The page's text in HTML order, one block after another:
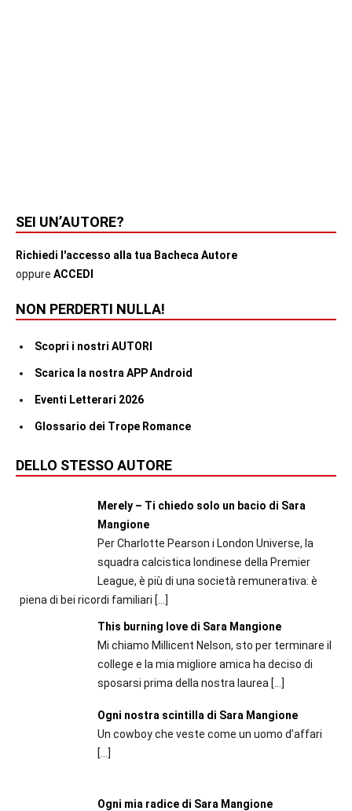
SEI UN’AUTORE?
Richiedi l'accesso alla tua Bacheca Autore
oppure ACCEDI
NON PERDERTI NULLA!
Scopri i nostri AUTORI
Scarica la nostra APP Android
Eventi Letterari 2026
Glossario dei Trope Romance
DELLO STESSO AUTORE
Merely – Ti chiedo solo un bacio di Sara
Mangione
Per Charlotte Pearson i London Universe, la
squadra calcistica londinese della Premier
League, è più di una società remunerativa: è
piena di bei ricordi familiari […]
This burning love di Sara Mangione
Mi chiamo Millicent Nelson, sto per terminare il
college e la mia migliore amica ha deciso di
sposarsi prima della nostra laurea[…]
Ogni nostra scintilla di Sara Mangione
Un cowboy che veste come un uomo d’affari
[…]
Ogni mia radice di Sara Mangione